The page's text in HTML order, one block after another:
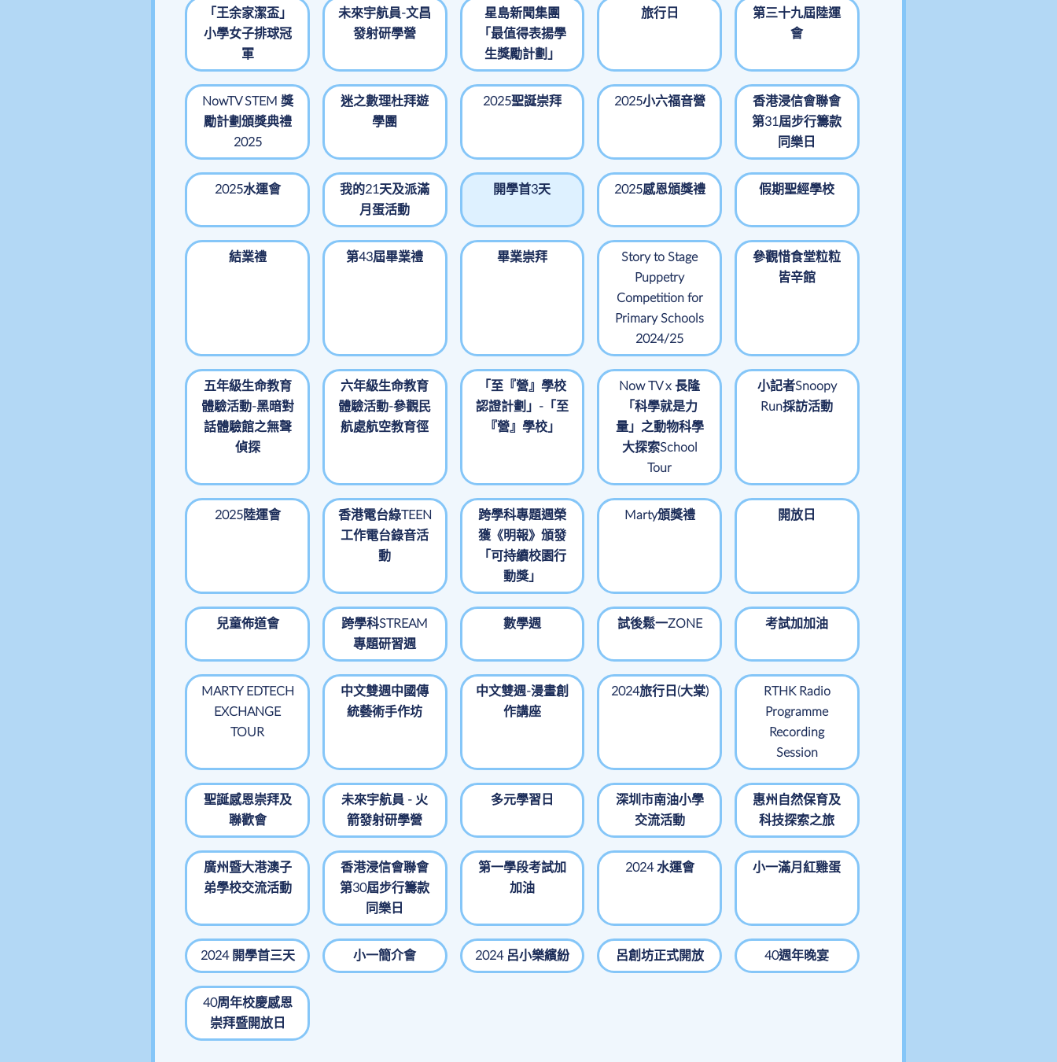
中文學與教
「王余家潔盃」
小學女子排球冠
軍
未來宇航員-文昌
發射研學營
星島新聞集團
「最值得表揚學
生獎勵計劃」
旅行日
第三十九屆陸運
會
NowTV STEM 獎
勵計劃頒獎典禮
2025
迷之數理杜拜遊
學團
2025聖誕崇拜 2025小六福音營
香港浸信會聯會
第31屆步行籌款
同樂日
2025水運會
我的21天及派滿
月蛋活動
開學首3天 2025感恩頒獎禮 假期聖經學校
結業禮 第43屆畢業禮 畢業崇拜
Story to Stage
Puppetry
Competition for
Primary Schools
2024/25
參觀惜食堂粒粒
皆辛館
五年級生命教育
體驗活動-黑暗對
話體驗館之無聲
偵探
六年級生命教育
體驗活動-參觀民
航處航空教育徑
「至『營』學校
認證計劃」-「至
『營』學校」
Now TV x 長隆
「科學就是力
量」之動物科學
大探索School
Tour
小記者Snoopy
Run採訪活動
2025陸運會
香港電台綠TEEN
工作電台錄音活
動
跨學科專題週榮
獲《明報》頒發
「可持續校園行
動獎」
Marty頒獎禮 開放日
兒童佈道會
跨學科STREAM
專題研習週
數學週 試後鬆一ZONE 考試加加油
MARTY EDTECH
EXCHANGE
TOUR
中文雙週中國傳
統藝術手作坊
中文雙週-漫畫創
作講座
2024旅行日(大棠)
RTHK Radio
Programme
Recording
Session
聖誕感恩崇拜及
聯歡會
未來宇航員 - 火
箭發射研學營
多元學習日
深圳市南油小學
交流活動
惠州自然保育及
科技探索之旅
廣州暨大港澳子
弟學校交流活動
香港浸信會聯會
第30屆步行籌款
同樂日
第一學段考試加
加油
2024 水運會 小一滿月紅雞蛋
2024 開學首三天 小一簡介會 2024 呂小樂繽紛 呂創坊正式開放 40週年晚宴
40周年校慶感恩
崇拜暨開放日